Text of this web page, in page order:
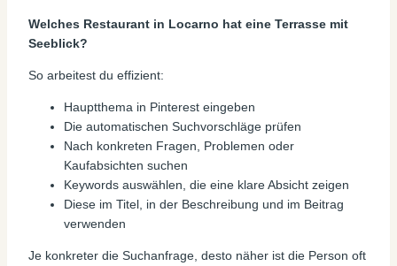
Welches Restaurant in Locarno hat eine Terrasse mit
Seeblick?
So arbeitest du effizient:
Hauptthema in Pinterest eingeben
Die automatischen Suchvorschläge prüfen
Nach konkreten Fragen, Problemen oder
Kaufabsichten suchen
Keywords auswählen, die eine klare Absicht zeigen
Diese im Titel, in der Beschreibung und im Beitrag
verwenden
Je konkreter die Suchanfrage, desto näher ist die Person oft